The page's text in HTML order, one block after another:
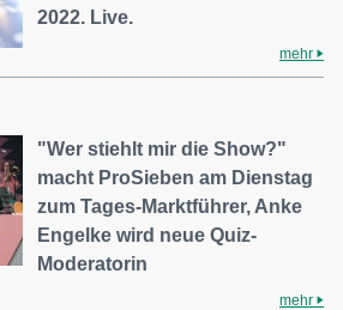
2022. Live.
mehr
"Wer stiehlt mir die Show?"
macht ProSieben am Dienstag
zum Tages-Marktführer, Anke
Engelke wird neue Quiz-
Moderatorin
mehr